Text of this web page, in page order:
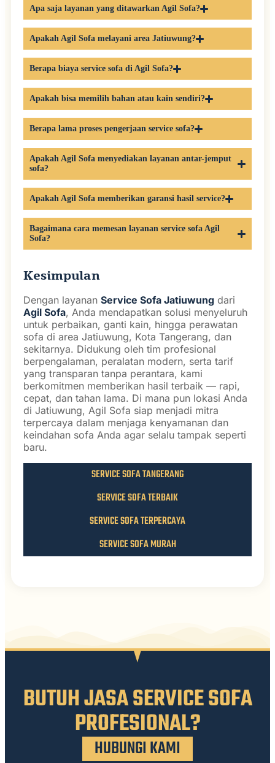
Apa saja layanan yang ditawarkan Agil Sofa?
Apakah Agil Sofa melayani area Jatiuwung?
Berapa biaya service sofa di Agil Sofa?
Apakah bisa memilih bahan atau kain sendiri?
Berapa lama proses pengerjaan service sofa?
Apakah Agil Sofa menyediakan layanan antar-jemput
sofa?
Apakah Agil Sofa memberikan garansi hasil service?
Bagaimana cara memesan layanan service sofa Agil
Sofa?
Kesimpulan
Dengan layanan Service Sofa Jatiuwung dari
Agil Sofa, Anda mendapatkan solusi menyeluruh
untuk perbaikan, ganti kain, hingga perawatan
sofa di area Jatiuwung, Kota Tangerang, dan
sekitarnya. Didukung oleh tim profesional
berpengalaman, peralatan modern, serta tarif
yang transparan tanpa perantara, kami
berkomitmen memberikan hasil terbaik — rapi,
cepat, dan tahan lama. Di mana pun lokasi Anda
di Jatiuwung, Agil Sofa siap menjadi mitra
terpercaya dalam menjaga kenyamanan dan
keindahan sofa Anda agar selalu tampak seperti
baru.
SERVICE SOFA TANGERANG
SERVICE SOFA TERBAIK
SERVICE SOFA TERPERCAYA
SERVICE SOFA MURAH
BUTUH JASA SERVICE SOFA
PROFESIONAL?
HUBUNGI KAMI